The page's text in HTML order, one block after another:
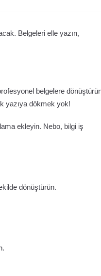
Belgeleri elle yazın,
belgelere
yazıya dökmek yok!
ekleyin. Nebo, bilgi iş
dönüştürün.